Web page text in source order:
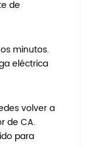
de
minutos.
eléctrica
volver a
de CA.
para